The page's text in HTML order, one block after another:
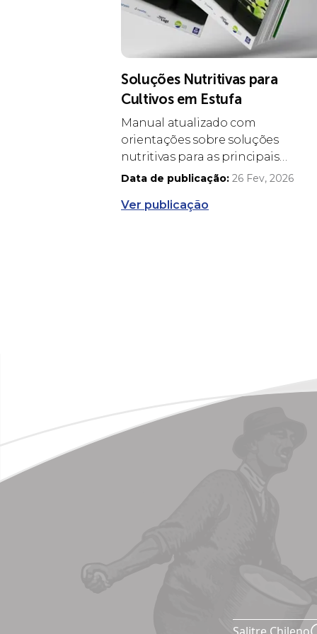
Soluções Nutritivas para
Cultivos em Estufa
Manual atualizado com
orientações sobre soluções
nutritivas para as principais
culturas de horticultura protegida.
Data de publicação: 26 Fev, 2026
Ver publicação